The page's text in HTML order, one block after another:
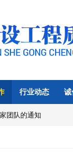
行业动态 诚
团队的通知